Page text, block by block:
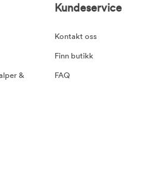
&
Kundeservice
Kontakt oss
Finn butikk
FAQ